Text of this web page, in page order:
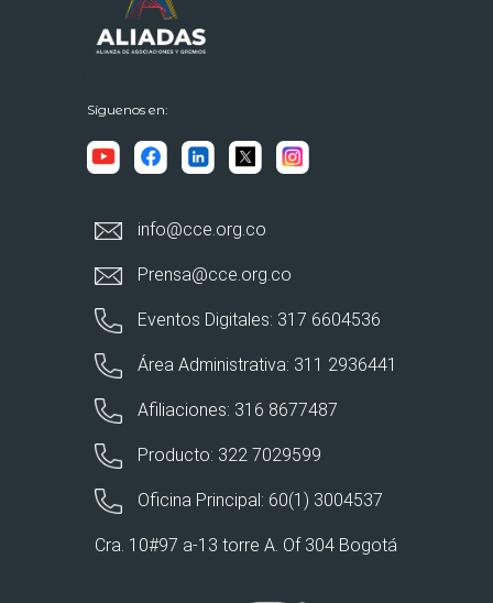
Síguenos en:
info@cce.org.co
Prensa@cce.org.co
Eventos Digitales: 317 6604536
Área Administrativa: 311 2936441
Afiliaciones: 316 8677487
Producto: 322 7029599
Oficina Principal: 60(1) 3004537
Cra. 10#97 a-13 torre A. Of 304 Bogotá